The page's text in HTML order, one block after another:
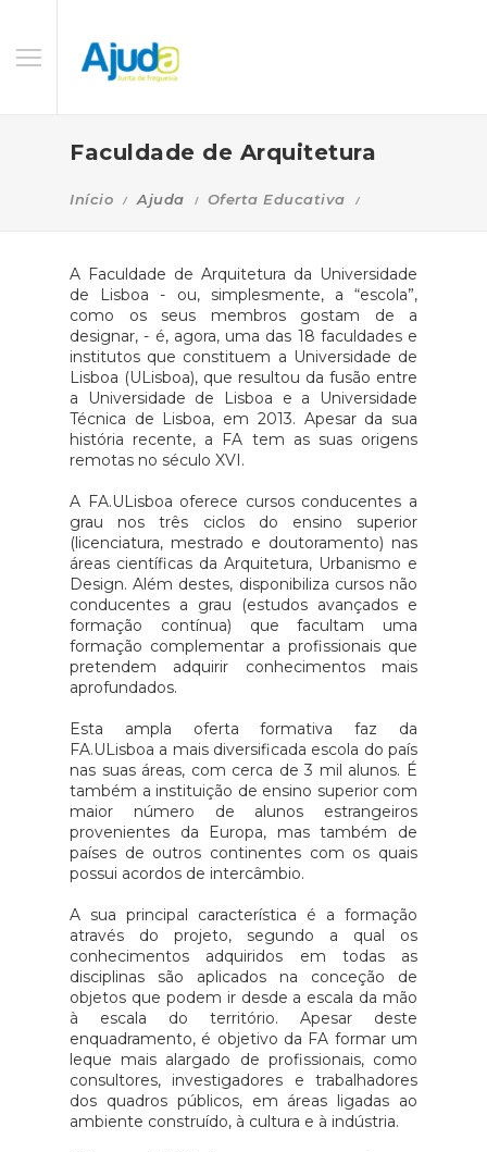
Faculdade de Arquitetura
Início Ajuda Oferta Educativa
A Faculdade de Arquitetura da Universidade
de Lisboa - ou, simplesmente, a “escola”,
como os seus membros gostam de a
designar, - é, agora, uma das 18 faculdades e
institutos que constituem a Universidade de
Lisboa (ULisboa), que resultou da fusão entre
a Universidade de Lisboa e a Universidade
Técnica de Lisboa, em 2013. Apesar da sua
história recente, a FA tem as suas origens
remotas no século XVI.
A FA.ULisboa oferece cursos conducentes a
grau nos três ciclos do ensino superior
(licenciatura, mestrado e doutoramento) nas
áreas científicas da Arquitetura, Urbanismo e
Design. Além destes, disponibiliza cursos não
conducentes a grau (estudos avançados e
formação contínua) que facultam uma
formação complementar a profissionais que
pretendem adquirir conhecimentos mais
aprofundados.
Esta ampla oferta formativa faz da
FA.ULisboa a mais diversificada escola do país
nas suas áreas, com cerca de 3 mil alunos. É
também a instituição de ensino superior com
maior número de alunos estrangeiros
provenientes da Europa, mas também de
países de outros continentes com os quais
possui acordos de intercâmbio.
A sua principal característica é a formação
através do projeto, segundo a qual os
conhecimentos adquiridos em todas as
disciplinas são aplicados na conceção de
objetos que podem ir desde a escala da mão
à escala do território. Apesar deste
enquadramento, é objetivo da FA formar um
leque mais alargado de profissionais, como
consultores, investigadores e trabalhadores
dos quadros públicos, em áreas ligadas ao
ambiente construído, à cultura e à indústria.